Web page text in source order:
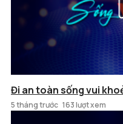
Đi an toàn sống vui
5 tháng trước 163 lượt xem